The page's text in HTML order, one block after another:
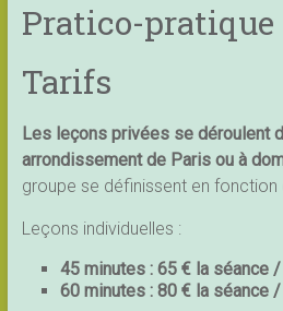
Pratico-pratique
Tarifs
Les leçons privées se déroulent
arrondissement de Paris ou à
groupe se définissent en fonction
Leçons individuelles :
45 minutes : 65 € la séance
60 minutes : 80 € la séance